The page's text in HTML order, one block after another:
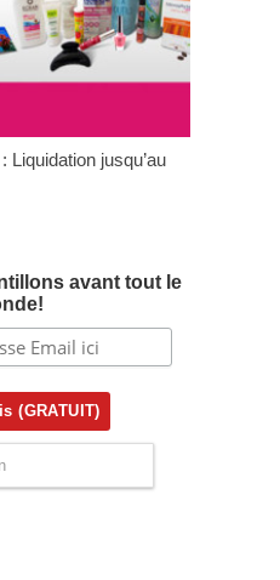
Liquidation jusqu’au
avant tout le